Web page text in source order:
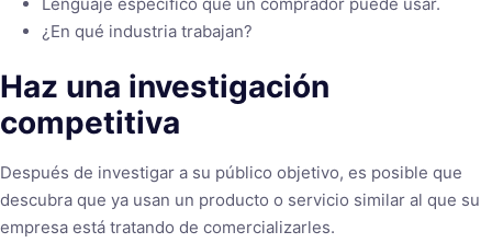
¿En qué industria trabajan?
Haz una investigación
competitiva
Después de investigar a su público objetivo, es posible que
descubra que ya usan un producto o servicio similar al que su
empresa está tratando de comercializarles.